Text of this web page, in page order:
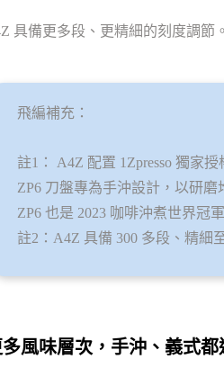
具備更多段、更精細的刻度調節
飛編補充：
註1： A4Z 配置 1Zpresso 獨家授
ZP6 刀盤專為手沖設計，以研
ZP6 也是 2023 咖啡沖煮世界冠
註2：A4Z 具備 300 多段、精細
多風味層次，手沖、義式都